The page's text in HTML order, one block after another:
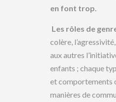
en font trop.
Les rôles de
colère,
aux autres
enfants ; chaque
et comportements
manières de